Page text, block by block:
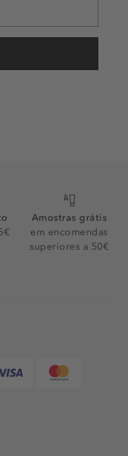
Amostras grátis
em encomendas
superiores a 50€